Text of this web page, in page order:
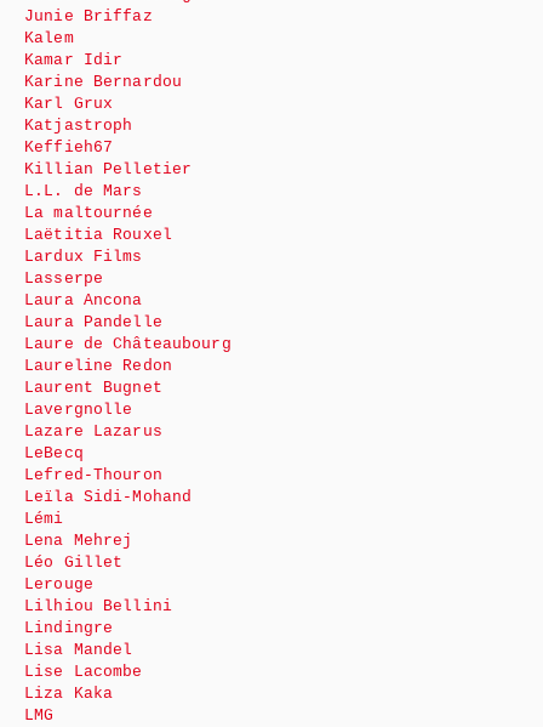
Junie Briffaz
Kalem
Kamar Idir
Karine Bernardou
Karl Grux
Katjastroph
Keffieh67
Killian Pelletier
L.L. de Mars
La maltournée
Laëtitia Rouxel
Lardux Films
Lasserpe
Laura Ancona
Laura Pandelle
Laure de Châteaubourg
Laureline Redon
Laurent Bugnet
Lavergnolle
Lazare Lazarus
LeBecq
Lefred-Thouron
Leïla Sidi-Mohand
Lémi
Lena Mehrej
Léo Gillet
Lerouge
Lilhiou Bellini
Lindingre
Lisa Mandel
Lise Lacombe
Liza Kaka
LMG